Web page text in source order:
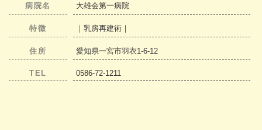
病院名 大雄会第一病院
特徴 ｜乳房再建術｜
住所 愛知県一宮市羽衣1-6-12
TEL 0586-72-1211